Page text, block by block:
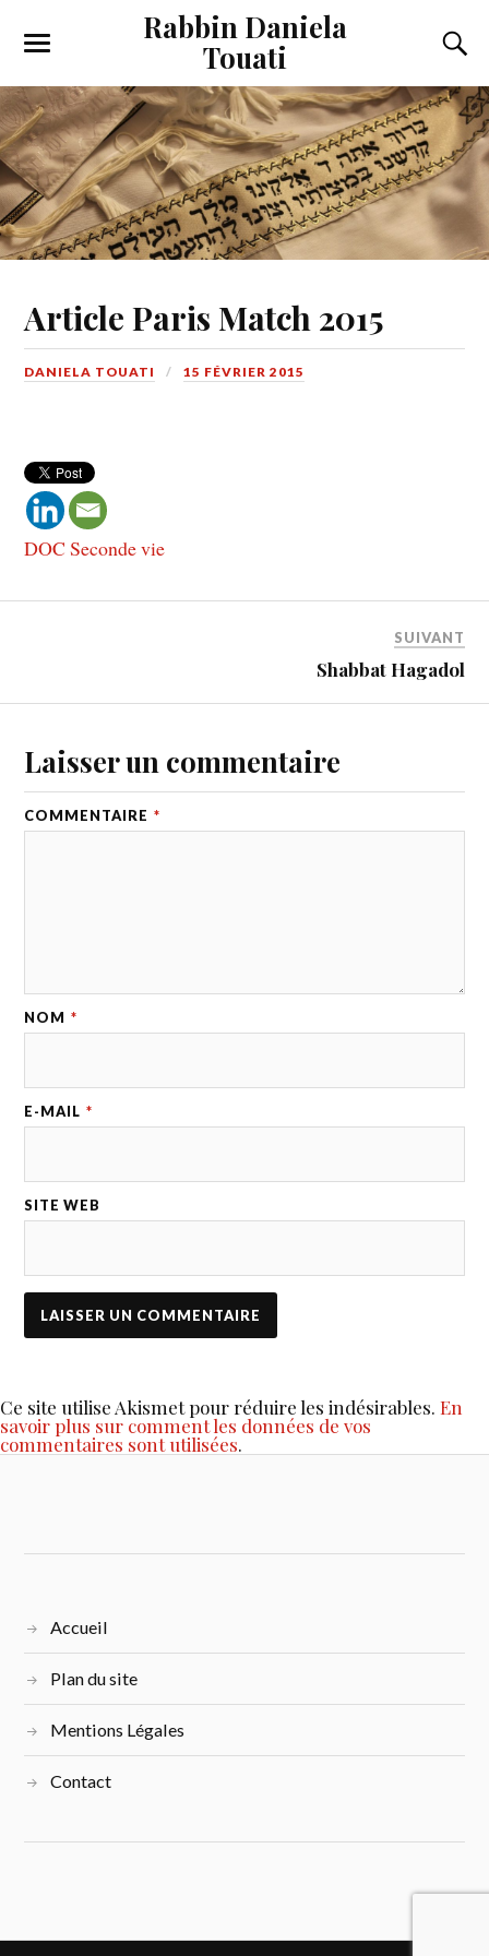
Rabbin Daniela
Touati
Toggle
mobile
menu field
Article Paris Match 2015
DANIELA TOUATI 15 FÉVRIER 2015
DOC Seconde vie
SUIVANT
Shabbat Hagadol
Laisser un commentaire
COMMENTAIRE *
NOM *
E-MAIL *
SITE WEB
Ce site utilise Akismet pour réduire les indésirables. En
savoir plus sur comment les données de vos
commentaires sont utilisées.
Accueil
Plan du site
Mentions Légales
Contact